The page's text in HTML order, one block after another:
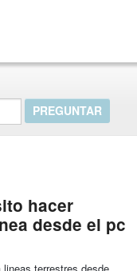
hacer
desde el pc